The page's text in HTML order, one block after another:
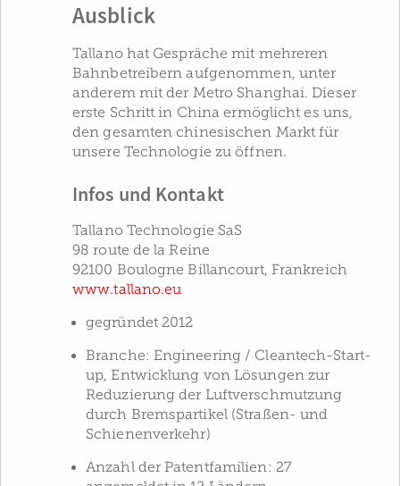
Ausblick
Tallano hat Gespräche mit mehreren
Bahnbetreibern aufgenommen, unter
anderem mit der Metro Shanghai. Dieser
erste Schritt in China ermöglicht es uns,
den gesamten chinesischen Markt für
unsere Technologie zu öffnen.
Infos und Kontakt
Tallano Technologie SaS
98 route de la Reine
92100 Boulogne Billancourt, Frankreich
www.tallano.eu
gegründet 2012
Branche: Engineering / Cleantech-Start-
up, Entwicklung von Lösungen zur
Reduzierung der Luftverschmutzung
durch Bremspartikel (Straßen- und
Schienenverkehr)
Anzahl der Patentfamilien: 27